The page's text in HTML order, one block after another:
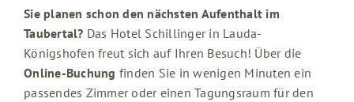
Sie planen schon den nächsten Aufenthalt im
Taubertal? Das Hotel Schillinger in Lauda-
Königshofen freut sich auf Ihren Besuch! Über die
Online-Buchung finden Sie in wenigen Minuten ein
passendes Zimmer oder einen Tagungsraum für den